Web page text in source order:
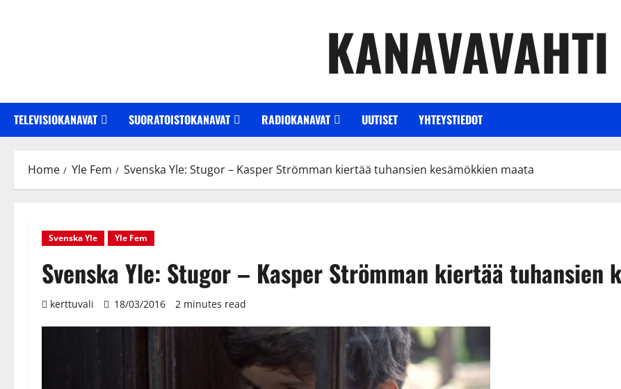
KANAVAVAHTI
TELEVISIOKANAVAT SUORATOISTOKANAVAT RADIOKANAVAT UUTISET YHTEYSTIEDOT
Home Yle Fem Svenska Yle: Stugor – Kasper Strömman kiertää tuhansien kesämökkien maata
Svenska Yle Yle Fem
Svenska Yle: Stugor – Kasper Strömman kiertää tuhansien
kerttuvali 18/03/2016 2 minutes read